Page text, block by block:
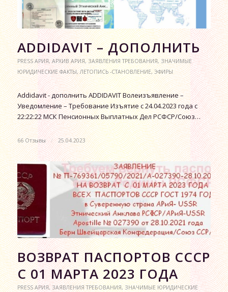
АDDIDAVIT – ДОПОЛНИТЬ
PRESS АРИЯ,АРХИВ АРИЯ,ЗАЯВЛЕНИЯ ТРЕБОВАНИЯ,ЗНАЧИМЫЕ
ЮРИДИЧЕСКИЕ ФАКТЫ,ЛЕТОПИСЬ -СТАНОВЛЕНИЕ,ЭФИРЫ
Аddidavit - дополнить ADDIDAVIT Волеизъявление –
Уведомление – Требование Изъятие с 24.04.2023 года с
22:22:22 МСК Пенсионных Выплатных Дел РСФСР/Союз…
66 Отзывы / 25.04.2023
ВОЗВРАТ ПАСПОРТОВ СССР
С 01 МАРТА 2023 ГОДА
PRESS АРИЯ,ЗАЯВЛЕНИЯ ТРЕБОВАНИЯ,ЗНАЧИМЫЕ ЮРИДИЧЕСКИЕ